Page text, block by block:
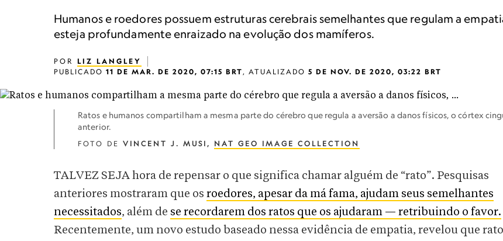
Humanos e roedores possuem estruturas cerebrais semelhantes que regulam a
esteja profundamente enraizado na evolução dos mamíferos.
POR LIZ LANGLEY
PUBLICADO 11 DE MAR. DE 2020, 07:15 BRT, ATUALIZADO 5 DE NOV. DE 2020, 03:22 BRT
Ratos e humanos compartilham a mesma parte do cérebro que regula a aversão a danos físicos, o córtex
anterior.
FOTO DE VINCENT J. MUSI, NAT GEO IMAGE COLLECTION
TALVEZ SEJA hora de repensar o que significa chamar alguém de “rato”. Pesquisas
anteriores mostraram que os roedores, apesar da má fama, ajudam seus semelhantes
necessitados, além de se recordarem dos ratos que os ajudaram — retribuindo o favor.
Recentemente, um novo estudo baseado nessa evidência de empatia, revelou que